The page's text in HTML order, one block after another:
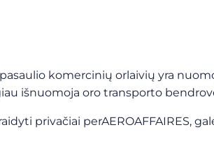
komercinių orlaivių yra
išnuomoja oro transporto
privačiai perAEROAFFAIRES,